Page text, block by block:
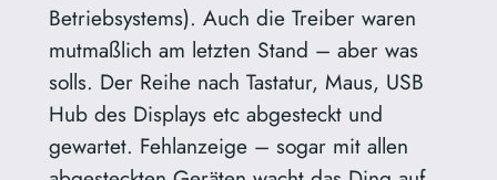
Betriebsystems). Auch die Treiber waren
mutmaßlich am letzten Stand – aber was
solls. Der Reihe nach Tastatur, Maus, USB
Hub des Displays etc abgesteckt und
gewartet. Fehlanzeige – sogar mit allen